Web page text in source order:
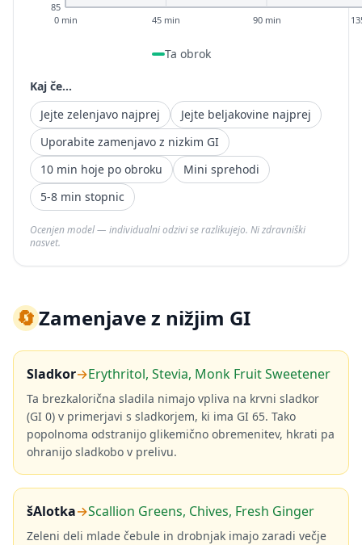
85
0 min 45 min 90 min
Ta obrok
Kaj če...
Jejte zelenjavo najprej
Jejte beljakovine najprej
Uporabite zamenjavo z nizkim GI
10 min hoje po obroku
Mini sprehodi
5-8 min stopnic
Ocenjen model — individualni odzivi se razlikujejo. Ni zdravniški
nasvet.
🔄Zamenjave z nižjim GI
Sladkor→Erythritol, Stevia, Monk Fruit Sweetener
Ta brezkalorična sladila nimajo vpliva na krvni sladkor
(GI 0) v primerjavi s sladkorjem, ki ima GI 65. Tako
popolnoma odstranijo glikemično obremenitev, hkrati pa
ohranijo sladkobo v prelivu.
šAlotka→Scallion Greens, Chives, Fresh Ginger
Zeleni deli mlade čebule in drobnjak imajo zaradi večje